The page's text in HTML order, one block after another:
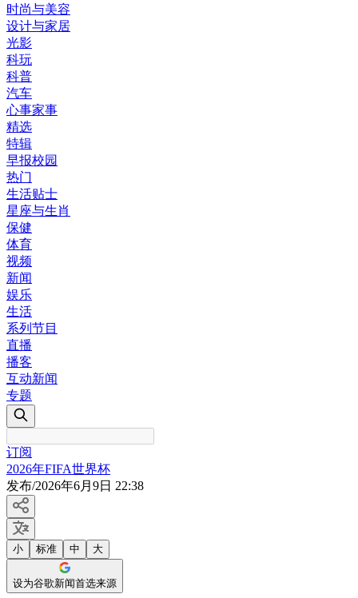
时尚与美容
设计与家居
光影
科玩
科普
汽车
心事家事
精选
特辑
早报校园
热门
生活贴士
星座与生肖
保健
体育
视频
新闻
娱乐
生活
系列节目
直播
播客
互动新闻
专题
订阅
2026年FIFA世界杯
发布/2026年6月9日 22:38
小 标准 中 大
设为谷歌新闻首选来源